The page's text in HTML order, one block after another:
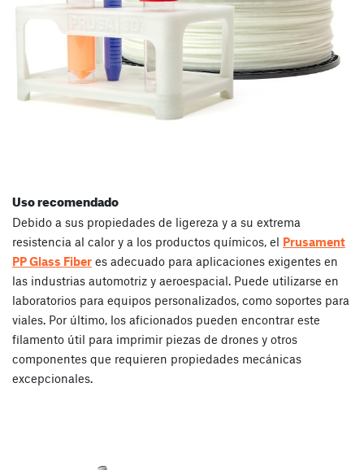
Uso recomendado
Debido a sus propiedades de ligereza y a su extrema
resistencia al calor y a los productos químicos, el Prusament
PP Glass Fiber es adecuado para aplicaciones exigentes en
las industrias automotriz y aeroespacial. Puede utilizarse en
laboratorios para equipos personalizados, como soportes para
viales. Por último, los aficionados pueden encontrar este
filamento útil para imprimir piezas de drones y otros
componentes que requieren propiedades mecánicas
excepcionales.